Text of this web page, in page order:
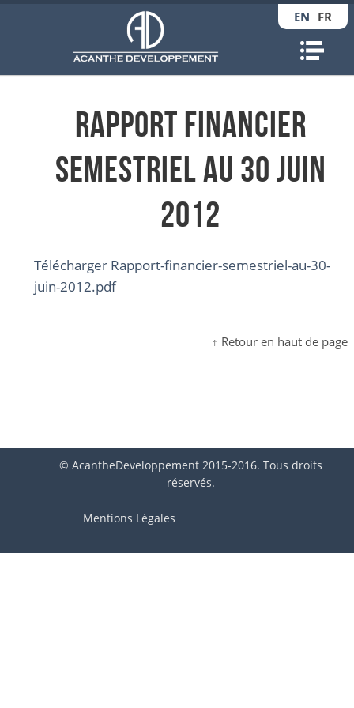
EN FR
Rapport financier
semestriel au 30 juin
2012
Télécharger Rapport-financier-semestriel-au-30-
juin-2012.pdf
↑ Retour en haut de page
© AcantheDeveloppement 2015-2016. Tous droits
réservés.
Mentions Légales